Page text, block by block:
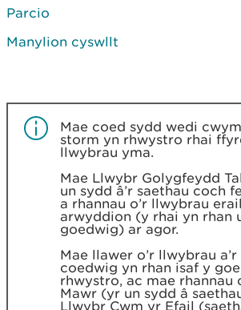
Parcio
Manylion cyswllt
Mae coed sydd wedi
storm yn rhwystro rhai
llwybrau yma.
Mae Llwybr Golygfeydd
un sydd â’r saethau coch
a rhannau o’r llwybrau
arwyddion (y rhai yn rhan
goedwig) ar agor.
Mae llawer o’r llwybrau
coedwig yn rhan isaf y
rhwystro, ac mae rhannau
Mawr (yr un sydd â
Llwybr Cwm yr Efail